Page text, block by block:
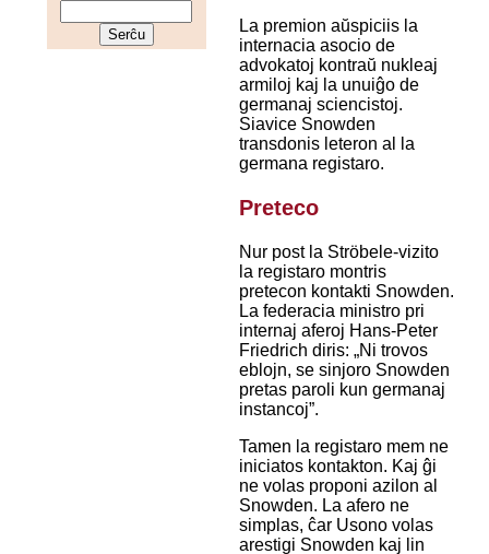
La premion aŭspiciis la
internacia asocio de
advokatoj kontraŭ nukleaj
armiloj kaj la unuiĝo de
germanaj sciencistoj.
Siavice Snowden
transdonis leteron al la
germana registaro.
Preteco
Nur post la Ströbele-vizito
la registaro montris
pretecon kontakti Snowden.
La federacia ministro pri
internaj aferoj Hans-Peter
Friedrich diris: „Ni trovos
eblojn, se sinjoro Snowden
pretas paroli kun germanaj
instancoj”.
Tamen la registaro mem ne
iniciatos kontakton. Kaj ĝi
ne volas proponi azilon al
Snowden. La afero ne
simplas, ĉar Usono volas
arestigi Snowden kaj lin